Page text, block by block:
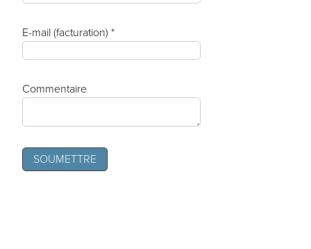
E-mail (facturation) *
Commentaire